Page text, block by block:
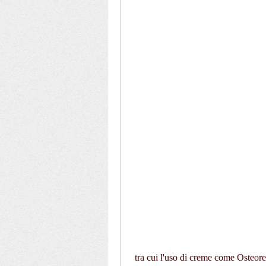
tra cui l'uso di creme come